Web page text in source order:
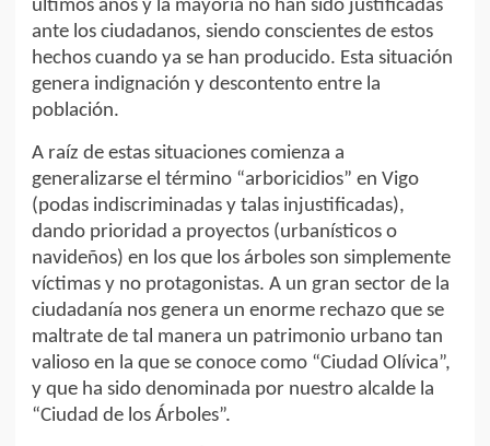
últimos años y la mayoría no han sido justificadas
ante los ciudadanos, siendo conscientes de estos
hechos cuando ya se han producido. Esta situación
genera indignación y descontento entre la
población.
A raíz de estas situaciones comienza a
generalizarse el término “arboricidios” en Vigo
(podas indiscriminadas y talas injustificadas),
dando prioridad a proyectos (urbanísticos o
navideños) en los que los árboles son simplemente
víctimas y no protagonistas. A un gran sector de la
ciudadanía nos genera un enorme rechazo que se
maltrate de tal manera un patrimonio urbano tan
valioso en la que se conoce como “Ciudad Olívica”,
y que ha sido denominada por nuestro alcalde la
“Ciudad de los Árboles”.